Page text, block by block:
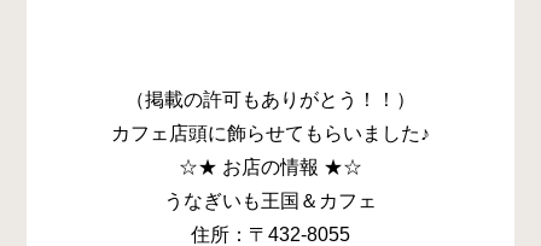
（掲載の許可もありがとう！！）
カフェ店頭に飾らせてもらいました♪
☆★ お店の情報 ★☆
うなぎいも王国＆カフェ
住所：〒432-8055